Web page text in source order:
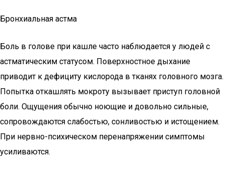
Бронхиальная астма
Боль в голове при кашле часто наблюдается у людей с
астматическим статусом. Поверхностное дыхание
приводит к дефициту кислорода в тканях головного мозга.
Попытка откашлять мокроту вызывает приступ головной
боли. Ощущения обычно ноющие и довольно сильные,
сопровождаются слабостью, сонливостью и истощением.
При нервно-психическом перенапряжении симптомы
усиливаются.